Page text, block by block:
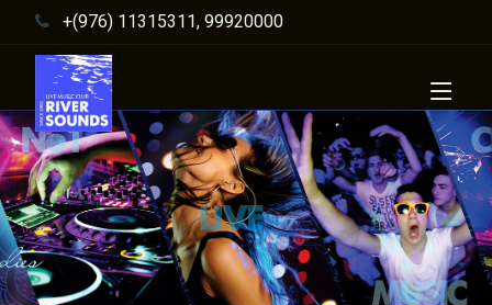
+(976) 11315311, 99920000